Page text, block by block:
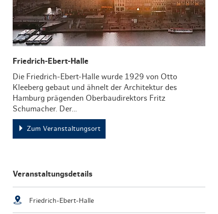
Friedrich-Ebert-Halle
Die Friedrich-Ebert-Halle wurde 1929 von Otto
Kleeberg gebaut und ähnelt der Architektur des
Hamburg prägenden Oberbaudirektors Fritz
Schumacher. Der…
Zum Veranstaltungsort
Veranstaltungsdetails
Friedrich-Ebert-Halle